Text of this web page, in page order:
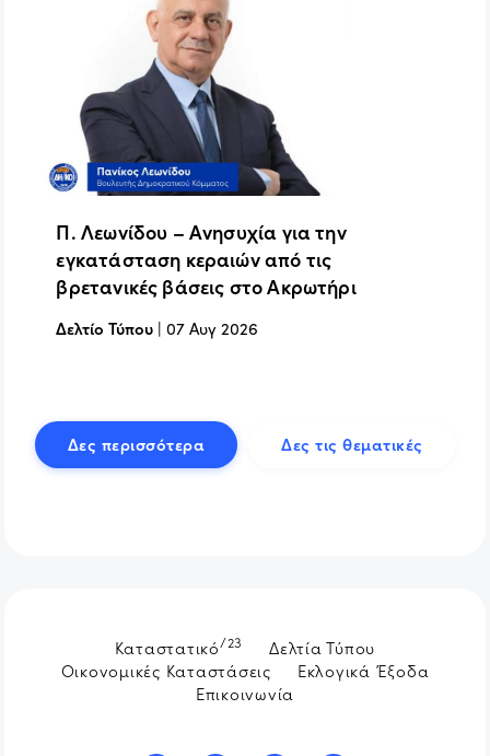
Π. Λεωνίδου – Ανησυχία για την
εγκατάσταση κεραιών από τις
βρετανικές βάσεις στο Ακρωτήρι
Δελτίο Τύπου |07 Αυγ 2026
Δες περισσότερα Δες τις θεματικές
Καταστατικό/23
Δελτία Τύπου
Οικονομικές Καταστάσεις
Εκλογικά Έξοδα
Επικοινωνία